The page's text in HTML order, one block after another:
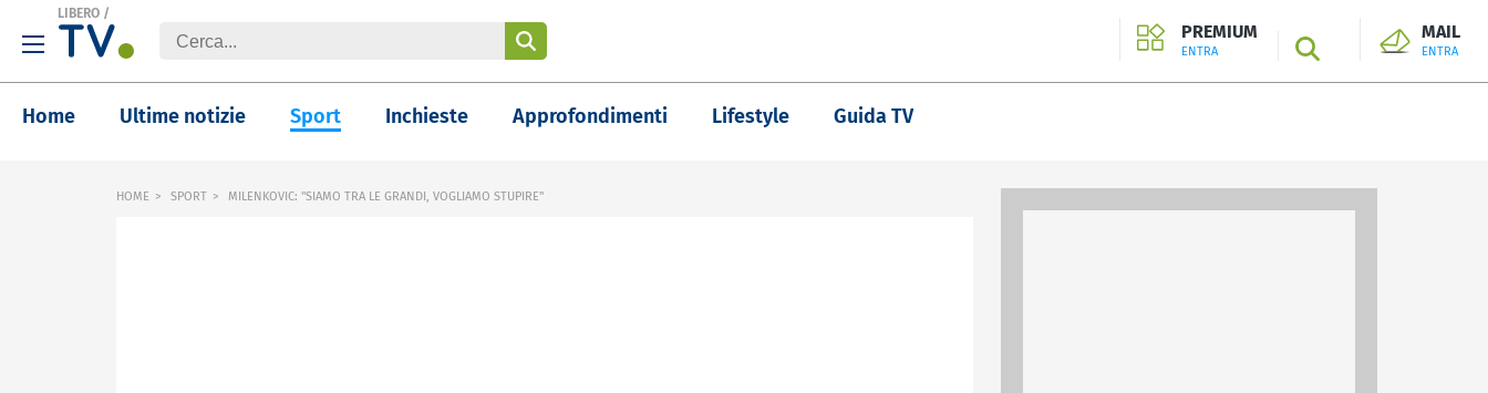
LIBERO /
PREMIUM
ENTRA SEARCH
MAIL
ENTRA
Home Ultime notizie Sport Inchieste Approfondimenti Lifestyle Guida TV
HOME SPORT MILENKOVIC: "SIAMO TRA LE GRANDI, VOGLIAMO STUPIRE"